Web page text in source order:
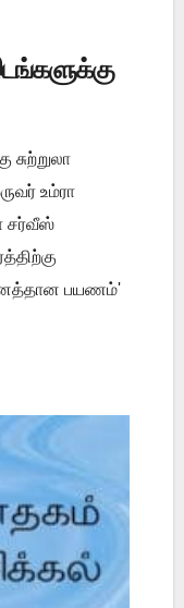
சுற்றுலா
உம்ரா
சர்வீஸ்
பயணம்'